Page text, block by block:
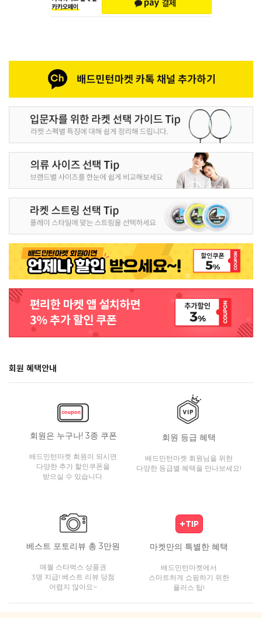
회원 혜택안내
회원은 누구나! 3종 쿠폰
배드민턴마켓 회원이 되시면
다양한 추가 할인쿠폰을
받으실 수 있습니다.
회원 등급 혜택
배드민턴마켓 회원님을 위한
다양한 등급별 혜택을 만나보세요!
베스트 포토리뷰 총 3만원
매월 스타벅스 상품권
3명 지급! 베스트 리뷰 당첨
어렵지 않아요~
마켓만의 특별한 혜택
배드민턴마켓에서
스마트하게 쇼핑하기 위한
플러스 팁!